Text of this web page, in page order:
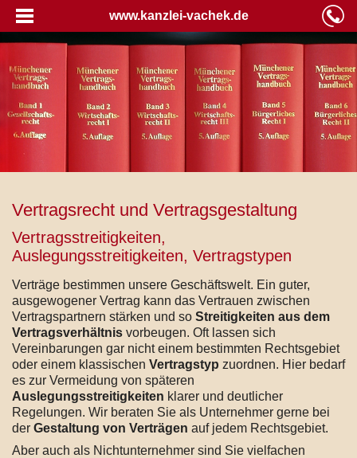
www.kanzlei-vachek.de
Vertragsrecht und Vertragsgestaltung
Vertragsstreitigkeiten,
Auslegungsstreitigkeiten, Vertragstypen
Verträge bestimmen unsere Geschäftswelt. Ein guter,
ausgewogener Vertrag kann das Vertrauen zwischen
Vertragspartnern stärken und so Streitigkeiten aus dem
Vertragsverhältnis vorbeugen. Oft lassen sich
Vereinbarungen gar nicht einem bestimmten Rechtsgebiet
oder einem klassischen Vertragstyp zuordnen. Hier bedarf
es zur Vermeidung von späteren
Auslegungsstreitigkeiten klarer und deutlicher
Regelungen. Wir beraten Sie als Unternehmer gerne bei
der Gestaltung von Verträgen auf jedem Rechtsgebiet.
Aber auch als Nichtunternehmer sind Sie vielfachen